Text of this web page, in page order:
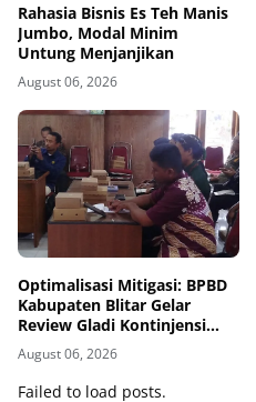
Rahasia Bisnis Es Teh Manis
Jumbo, Modal Minim
Untung Menjanjikan
August 06, 2026
Optimalisasi Mitigasi: BPBD
Kabupaten Blitar Gelar
Review Gladi Kontinjensi
Erupsi Gunung Kelud
August 06, 2026
Failed to load posts.